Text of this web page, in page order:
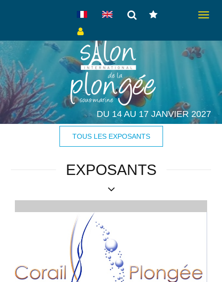
Toggle
DU 14 AU 17 JANVIER 2027
TOUS LES EXPOSANTS
EXPOSANTS